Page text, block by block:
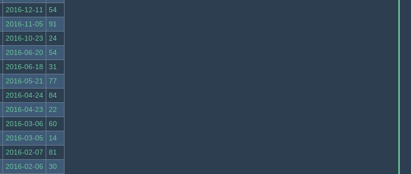
2016-12-11
54
2016-11-05
91
2016-10-23
24
2016-06-20
54
2016-06-18
31
2016-05-21
77
2016-04-24
84
2016-04-23
22
2016-03-06
60
2016-03-05
14
2016-02-07
81
2016-02-06 30